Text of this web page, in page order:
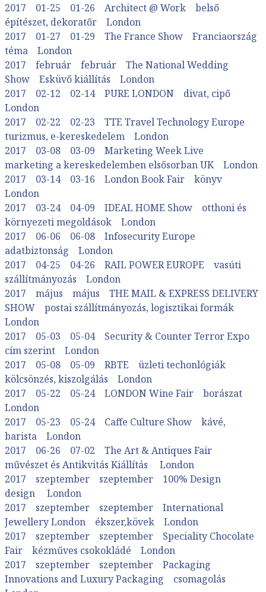
2017 01-25 01-26 Architect @ Work belső
építészet, dekoratőr London
2017 01-27 01-29 The France Show Franciaország
téma London
2017 február február The National Wedding
Show Esküvő kiállítás London
2017 02-12 02-14 PURE LONDON divat, cipő
London
2017 02-22 02-23 TTE Travel Technology Europe
turizmus, e-kereskedelem London
2017 03-08 03-09 Marketing Week Live
marketing a kereskedelemben elsősorban UK London
2017 03-14 03-16 London Book Fair könyv
London
2017 03-24 04-09 IDEAL HOME Show otthoni és
környezeti megoldások London
2017 06-06 06-08 Infosecurity Europe
adatbiztonság London
2017 04-25 04-26 RAIL POWER EUROPE vasúti
szállítmányozás London
2017 május május THE MAIL & EXPRESS DELIVERY
SHOW postai szállítmányozás, logisztikai formák
London
2017 05-03 05-04 Security & Counter Terror Expo
cím szerint London
2017 05-08 05-09 RBTE üzleti techonlógiák
kölcsönzés, kiszolgálás London
2017 05-22 05-24 LONDON Wine Fair borászat
London
2017 05-23 05-24 Caffe Culture Show kávé,
barista London
2017 06-26 07-02 The Art & Antiques Fair
művészet és Antikvitás Kiállítás London
2017 szeptember szeptember 100% Design
design London
2017 szeptember szeptember International
Jewellery London ékszer,kövek London
2017 szeptember szeptember Speciality Chocolate
Fair kézműves csokokládé London
2017 szeptember szeptember Packaging
Innovations and Luxury Packaging csomagolás